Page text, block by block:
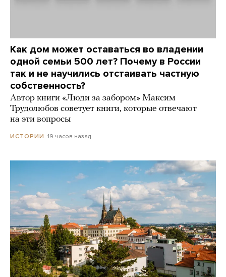
Как дом может оставаться во владении
одной семьи 500 лет? Почему в России
так и не научились отстаивать частную
собственность?
Автор книги «Люди за забором» Максим
Трудолюбов советует книги, которые отвечают
на эти вопросы
ИСТОРИИ 19 часов назад